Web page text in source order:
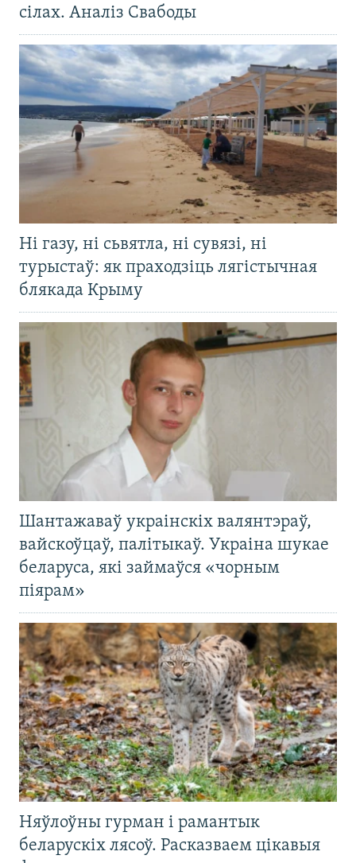
сілах. Аналіз Свабоды
Ні газу, ні сьвятла, ні сувязі, ні
турыстаў: як праходзіць лягістычная
блякада Крыму
Шантажаваў украінскіх валянтэраў,
вайскоўцаў, палітыкаў. Украіна шукае
беларуса, які займаўся «чорным
піярам»
Няўлоўны гурман і рамантык
беларускіх лясоў. Расказваем цікавыя